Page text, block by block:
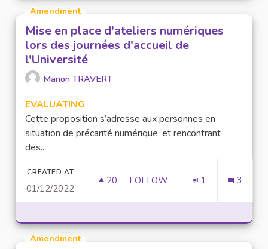
Amendment
Mise en place d'ateliers numériques
lors des journées d'accueil de
l'Université
Manon TRAVERT
EVALUATING
Cette proposition s’adresse aux personnes en
situation de précarité numérique, et rencontrant
des...
CREATED AT
01/12/2022
20 20 FOLLOWERS
FOLLOW 1 3
Amendment